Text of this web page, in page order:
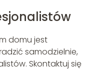
domu jest
samodzielnie,
Skontaktuj się